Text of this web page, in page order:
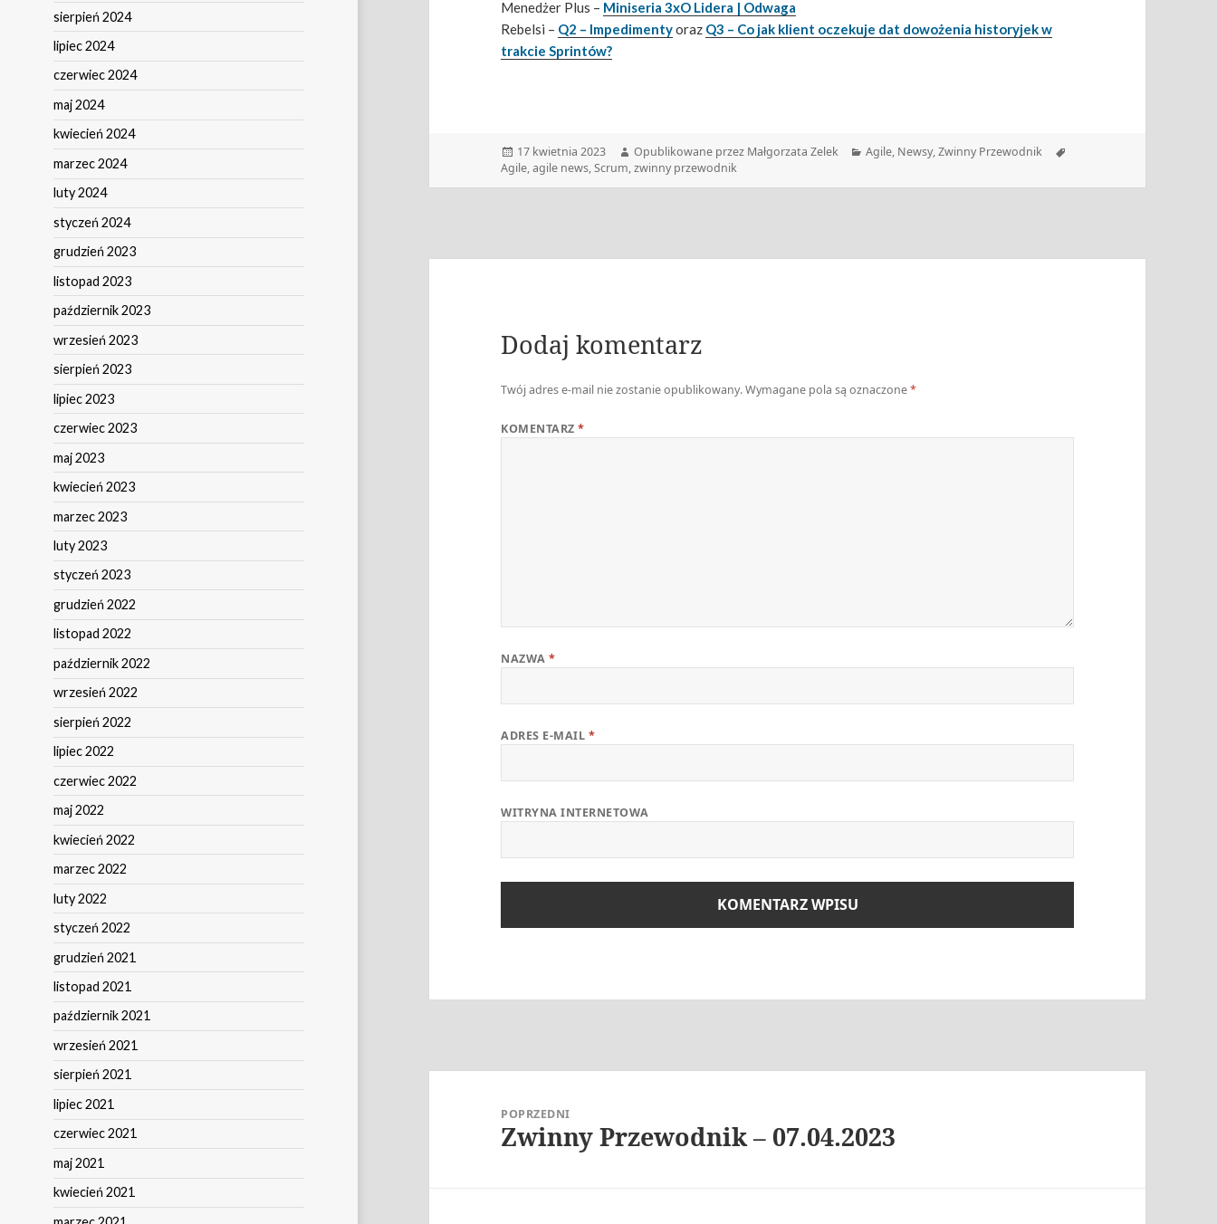
sierpień 2024
lipiec 2024
czerwiec 2024
maj 2024
kwiecień 2024
marzec 2024
luty 2024
styczeń 2024
grudzień 2023
listopad 2023
październik 2023
wrzesień 2023
sierpień 2023
lipiec 2023
czerwiec 2023
maj 2023
kwiecień 2023
marzec 2023
luty 2023
styczeń 2023
grudzień 2022
listopad 2022
październik 2022
wrzesień 2022
sierpień 2022
lipiec 2022
czerwiec 2022
maj 2022
kwiecień 2022
marzec 2022
luty 2022
styczeń 2022
grudzień 2021
listopad 2021
październik 2021
wrzesień 2021
sierpień 2021
lipiec 2021
czerwiec 2021
maj 2021
kwiecień 2021
Menedżer Plus – Miniseria 3xO Lidera | Odwaga
Rebelsi – Q2 – Impedimentyoraz Q3 – Co jak klient oczekuje dat dowożenia historyjek w
trakcie Sprintów?
Data
publikacji
17 kwietnia 2023 Autor
Opublikowane przez Małgorzata Zelek Kategorie
Agile, Newsy,Zwinny Przewodnik
Agile,agile news,Scrum,zwinny przewodnik
Dodaj komentarz
Twój adres e-mail nie zostanie opublikowany.Wymagane pola są oznaczone*
KOMENTARZ*
NAZWA*
ADRES E-MAIL *
WITRYNA INTERNETOWA
POPRZEDNI
Poprzedni
Zwinny Przewodnik – 07.04.2023